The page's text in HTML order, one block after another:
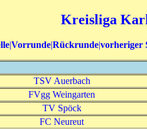
Kreisliga
|Vorrunde|Rückrunde|vorheriger
TSV Auerbach
FVgg Weingarten
TV Spöck
FC Neureut